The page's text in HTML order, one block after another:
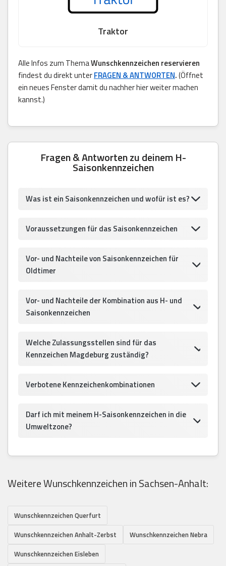
Traktor
Alle Infos zum ThemaWunschkennzeichen reservieren
findest du direkt unterFRAGEN & ANTWORTEN.(Öffnet
ein neues Fenster damit du nachher hier weiter machen
kannst.)
Fragen & Antworten zu deinem H-
Saisonkennzeichen
Was ist ein Saisonkennzeichen und wofür ist es?
Voraussetzungen für das Saisonkennzeichen
Vor- und Nachteile von Saisonkennzeichen für
Oldtimer
Vor- und Nachteile der Kombination aus H- und
Saisonkennzeichen
Welche Zulassungsstellen sind für das
Kennzeichen Magdeburg zuständig?
Verbotene Kennzeichenkombinationen
Darf ich mit meinem H-Saisonkennzeichen in die
Umweltzone?
Weitere Wunschkennzeichen in Sachsen-Anhalt:
Wunschkennzeichen Querfurt
Wunschkennzeichen Anhalt-Zerbst
Wunschkennzeichen Nebra
Wunschkennzeichen Eisleben